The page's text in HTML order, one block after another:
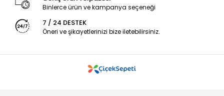
Binlerce ürün ve kampanya seçeneği
7 / 24 DESTEK
Öneri ve şikayetlerinizi bize iletebilirsiniz.